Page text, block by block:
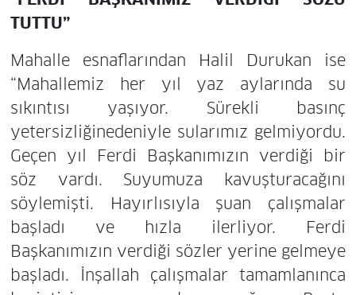
TUTTU”
Mahalle esnaflarından Halil Durukan ise
“Mahallemiz her yıl yaz aylarında su
sıkıntısı yaşıyor. Sürekli basınç
yetersizliğinedeniyle sularımız gelmiyordu.
Geçen yıl Ferdi Başkanımızın verdiği bir
söz vardı. Suyumuza kavuşturacağını
söylemişti. Hayırlısıyla şuan çalışmalar
başladı ve hızla ilerliyor. Ferdi
Başkanımızın verdiği sözler yerine gelmeye
başladı. İnşallah çalışmalar tamamlanınca